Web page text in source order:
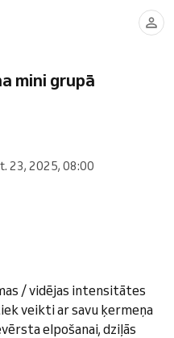
mini grupā
23, 2025, 08:00
/ vidējas intensitātes
veikti ar savu ķermeņa
elpošanai, dziļās